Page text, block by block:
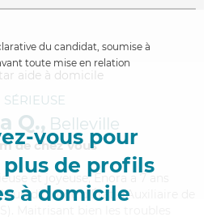
du candidat, soumise à
toute mise en relation
vous pour
de profils
à domicile
SÉRIEUSE
Q., Belleville
de chez Vous
et joyeuse, Enora a 7 ans
un diplôme d'État d'Auxiliaire de